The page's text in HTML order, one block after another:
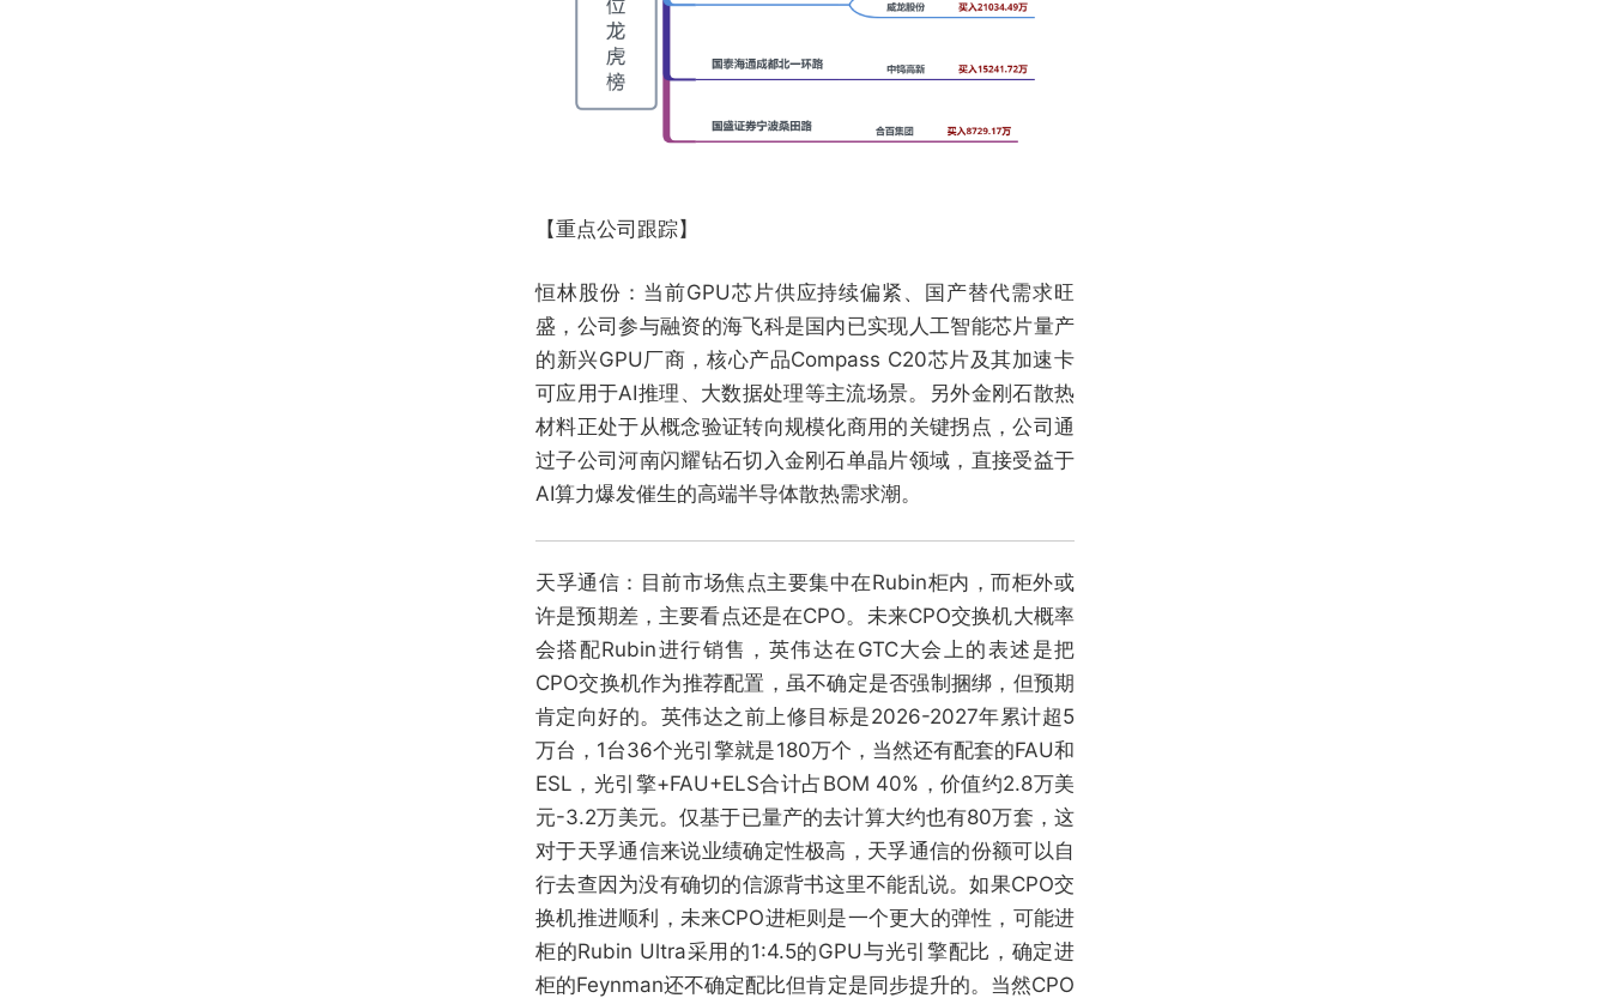
【重点公司跟踪】
恒林股份：当前GPU芯片供应持续偏紧、国产替代需求旺
盛，公司参与融资的海飞科是国内已实现人工智能芯片量产
的新兴GPU厂商，核心产品Compass C20芯片及其加速卡
可应用于AI推理、大数据处理等主流场景。另外金刚石散热
材料正处于从概念验证转向规模化商用的关键拐点，公司通
过子公司河南闪耀钻石切入金刚石单晶片领域，直接受益于
AI算力爆发催生的高端半导体散热需求潮。
天孚通信：目前市场焦点主要集中在Rubin柜内，而柜外或
许是预期差，主要看点还是在CPO。未来CPO交换机大概率
会搭配Rubin进行销售，英伟达在GTC大会上的表述是把
CPO交换机作为推荐配置，虽不确定是否强制捆绑，但预期
肯定向好的。英伟达之前上修目标是2026-2027年累计超5
万台，1台36个光引擎就是180万个，当然还有配套的FAU和
ESL，光引擎+FAU+ELS合计占BOM 40%，价值约2.8万美
元-3.2万美元。仅基于已量产的去计算大约也有80万套，这
对于天孚通信来说业绩确定性极高，天孚通信的份额可以自
行去查因为没有确切的信源背书这里不能乱说。如果CPO交
换机推进顺利，未来CPO进柜则是一个更大的弹性，可能进
柜的Rubin Ultra采用的1:4.5的GPU与光引擎配比，确定进
柜的Feynman还不确定配比但肯定是同步提升的。当然CPO